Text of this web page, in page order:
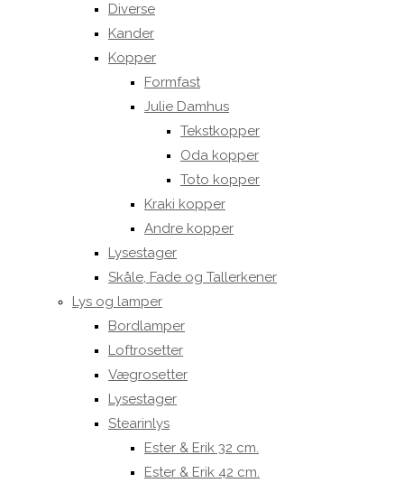
Diverse
Kander
Kopper
Formfast
Julie Damhus
Tekstkopper
Oda kopper
Toto kopper
Kraki kopper
Andre kopper
Lysestager
Skåle, Fade og Tallerkener
Lys og lamper
Bordlamper
Loftrosetter
Vægrosetter
Lysestager
Stearinlys
Ester & Erik 32 cm.
Ester & Erik 42 cm.